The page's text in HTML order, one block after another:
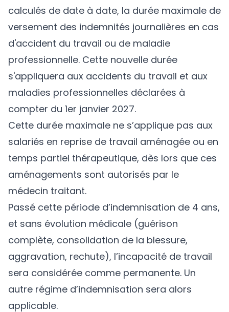
calculés de date à date, la durée maximale de
versement des indemnités journalières en cas
d'accident du travail ou de maladie
professionnelle. Cette nouvelle durée
s'appliquera aux accidents du travail et aux
maladies professionnelles déclarées à
compter du 1er janvier 2027.
Cette durée maximale ne s’applique pas aux
salariés en reprise de travail aménagée ou en
temps partiel thérapeutique, dès lors que ces
aménagements sont autorisés par le
médecin traitant.
Passé cette période d’indemnisation de 4 ans,
et sans évolution médicale (guérison
complète, consolidation de la blessure,
aggravation, rechute), l’incapacité de travail
sera considérée comme permanente. Un
autre régime d’indemnisation sera alors
applicable.